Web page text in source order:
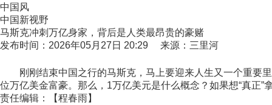
中国风
中国新视野
马斯克冲刺万亿身家，背后是人类最昂贵的豪赌
发布时间：2026年05月27日 20:29 来源：三里河
刚刚结束中国之行的马斯克，马上要迎来人生又一个重要里
位万亿美金富豪。那么，1万亿美元是什么概念？如果想“真正
责任编辑：【程春雨】